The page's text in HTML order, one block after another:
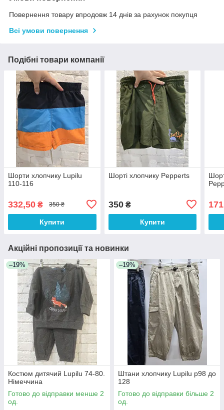
Повернення товару впродовж 14 днів за рахунок покупця
Всі умови повернення
Подібні товари компанії
Шорти хлопчику Lupilu
110-116
332,50 ₴ 350 ₴
Купити
Шорті хлопчику Pepperts
350₴
Купити
171
Акційні пропозиції та новинки
–19%
Костюм дитячий Lupilu 74-80.
Німеччина
Готово до відправки менше 2
од.
–19%
Штани хлопчику Lupilu р98 до
128
Готово до відправки більше 2
од.